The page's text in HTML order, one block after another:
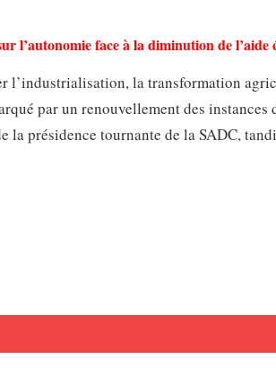
l’autonomie face à la diminution de l’aide
l’industrialisation, la transformation
par un renouvellement des
présidence tournante de la SADC,